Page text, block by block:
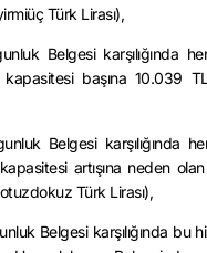
Türk Lirası),
Belgesi karşılığında
başına 10.039
Belgesi karşılığında
artışına neden
Türk Lirası),
Belgesi karşılığında bu